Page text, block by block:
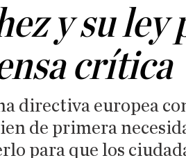
y su ley
crítica
directiva europea
de primera
para que los